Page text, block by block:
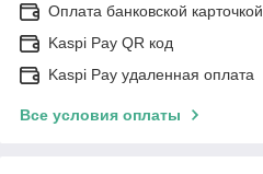
Оплата банковской карточкой
Kaspi Pay QR код
Kaspi Pay удаленная оплата
Все условия оплаты